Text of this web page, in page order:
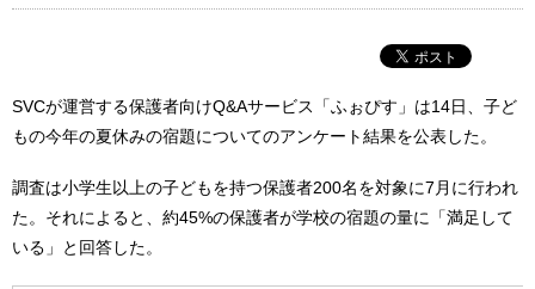
SVCが運営する保護者向けQ&Aサービス「ふぉぴす」は14日、子ど
もの今年の夏休みの宿題についてのアンケート結果を公表した。
調査は小学生以上の子どもを持つ保護者200名を対象に7月に行われ
た。それによると、約45%の保護者が学校の宿題の量に「満足して
いる」と回答した。